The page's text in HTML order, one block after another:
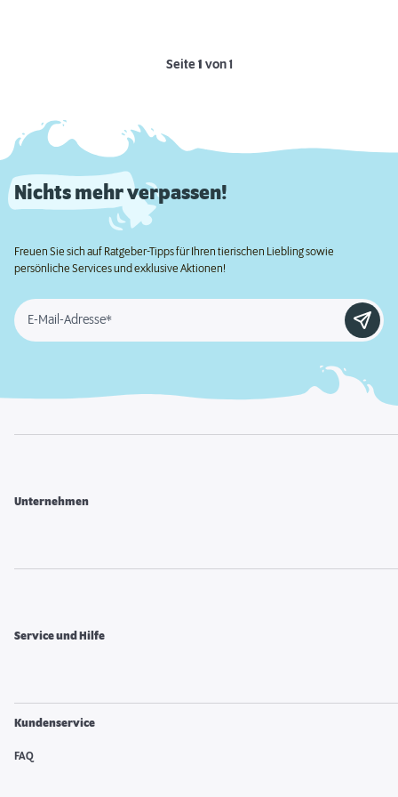
Seite1 von 1
Nichts mehr verpassen!
Freuen Sie sich auf Ratgeber-Tipps für Ihren tierischen Liebling sowie
persönliche Services und exklusive Aktionen!
E-Mail-Adresse*
Unternehmen
Service und Hilfe
Kundenservice
FAQ